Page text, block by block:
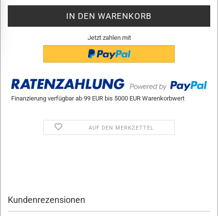
Jetzt zahlen mit
Finanzierung verfügbar ab 99 EUR bis 5000 EUR Warenkorbwert
AUF DEN MERKZETTEL
Kundenrezensionen